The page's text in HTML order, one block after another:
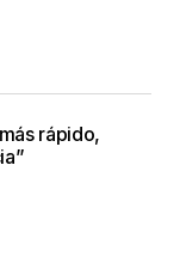
rápido,